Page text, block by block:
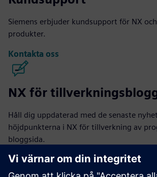
Siemens erbjuder kundsupport för NX
produkter.
Kontakta oss
NX för
Håll dig uppdaterad med de senaste
höjdpunkterna i NX för tillverkning av
bloggsida.
Besök bloggen